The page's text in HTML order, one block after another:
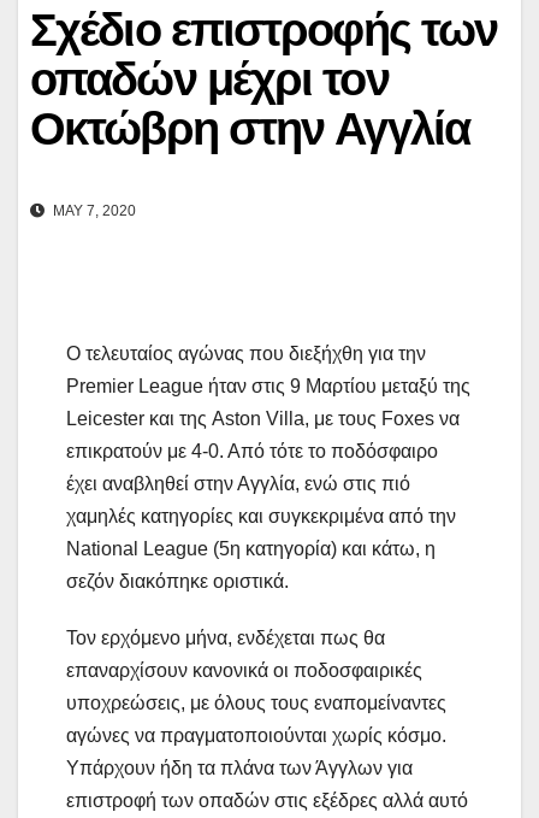
Σχέδιο επιστροφής των
οπαδών μέχρι τον
Οκτώβρη στην Αγγλία
MAY 7, 2020
Ο τελευταίος αγώνας που διεξήχθη για την
Premier League ήταν στις 9 Μαρτίου μεταξύ της
Leicester και της Aston Villa, με τους Foxes να
επικρατούν με 4-0. Από τότε το ποδόσφαιρο
έχει αναβληθεί στην Αγγλία, ενώ στις πιό
χαμηλές κατηγορίες και συγκεκριμένα από την
National League (5η κατηγορία) και κάτω, η
σεζόν διακόπηκε οριστικά.
Τον ερχόμενο μήνα, ενδέχεται πως θα
επαναρχίσουν κανονικά οι ποδοσφαιρικές
υποχρεώσεις, με όλους τους εναπομείναντες
αγώνες να πραγματοποιούνται χωρίς κόσμο.
Υπάρχουν ήδη τα πλάνα των Άγγλων για
επιστροφή των οπαδών στις εξέδρες αλλά αυτό